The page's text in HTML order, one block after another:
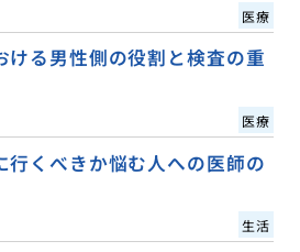
医療
ける男性側の役割と検査の重
医療
行くべきか悩む人への医師の
生活